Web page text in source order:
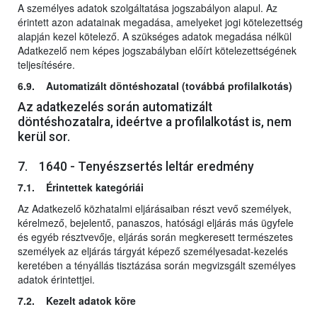
A személyes adatok szolgáltatása jogszabályon alapul. Az
érintett azon adatainak megadása, amelyeket jogi kötelezettség
alapján kezel kötelező. A szükséges adatok megadása nélkül
Adatkezelő nem képes jogszabályban előírt kötelezettségének
teljesítésére.
6.9. Automatizált döntéshozatal (továbbá profilalkotás)
Az adatkezelés során automatizált
döntéshozatalra, ideértve a profilalkotást is, nem
kerül sor.
7. 1640 - Tenyészsertés leltár eredmény
7.1. Érintettek kategóriái
Az Adatkezelő közhatalmi eljárásaiban részt vevő személyek,
kérelmező, bejelentő, panaszos, hatósági eljárás más ügyfele
és egyéb résztvevője, eljárás során megkeresett természetes
személyek az eljárás tárgyát képező személyesadat-kezelés
keretében a tényállás tisztázása során megvizsgált személyes
adatok érintettjei.
7.2. Kezelt adatok köre